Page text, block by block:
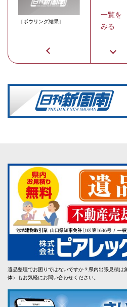
［ボウリング結果］
一覧を
みる
遺品整理でお困りではないですか？県内出張見積は
体）もお気軽にお問い合わせください。